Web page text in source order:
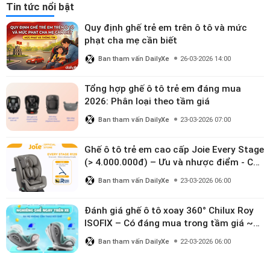
Tin tức nổi bật
Quy định ghế trẻ em trên ô tô và mức
phạt cha mẹ cần biết
Ban tham vấn DailyXe 26-03-2026 14:00
Tổng hợp ghế ô tô trẻ em đáng mua
2026: Phân loại theo tầm giá
Ban tham vấn DailyXe 23-03-2026 07:00
Ghế ô tô trẻ em cao cấp Joie Every Stage
(> 4.000.000đ) – Ưu và nhược điểm - Có
đáng đầu tư cho bé từ 0–12 tuổi?
Ban tham vấn DailyXe 23-03-2026 06:00
Đánh giá ghế ô tô xoay 360° Chilux Roy
ISOFIX – Có đáng mua trong tầm giá ~3
triệu
Ban tham vấn DailyXe 22-03-2026 06:00